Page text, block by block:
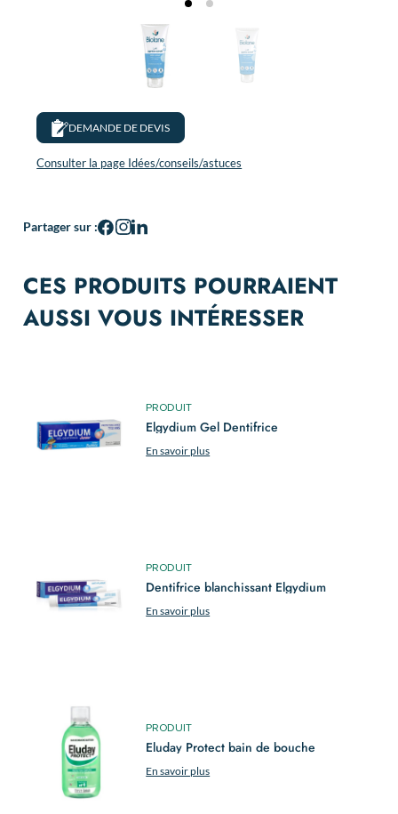
DEMANDE DE DEVIS
Consulter la page Idées/conseils/astuces
Partager sur :
CES PRODUITS POURRAIENT
AUSSI VOUS INTÉRESSER
PRODUIT
Elgydium Gel Dentifrice
En savoir plus
PRODUIT
Dentifrice blanchissant Elgydium
En savoir plus
PRODUIT
Eluday Protect bain de bouche
En savoir plus